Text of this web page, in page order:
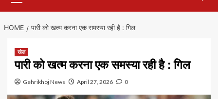
HOME पारी को खत्म करना एक समस्या रही है : गिल
खेल
पारी को खत्म करना एक समस्या रही है : गिल
Gehrikhoj News April 27, 2026 0